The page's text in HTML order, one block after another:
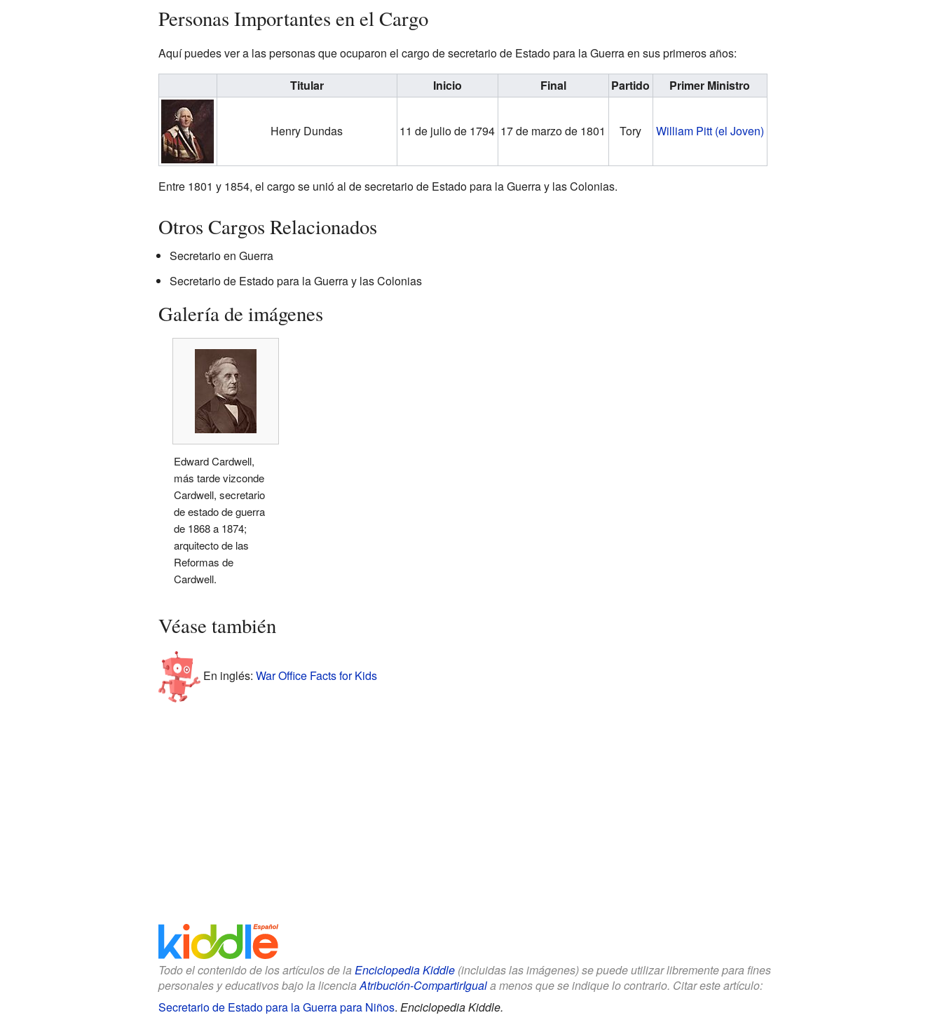
Personas Importantes en el Cargo
Aquí puedes ver a las personas que ocuparon el cargo de secretario de Estado para la Guerra en sus primeros años:
Titular
Inicio Final Partido Primer Ministro
Henry Dundas 11 de julio de 1794 17 de marzo de 1801 Tory William Pitt (el Joven)
Entre 1801 y 1854, el cargo se unió al de secretario de Estado para la Guerra y las Colonias.
Otros Cargos Relacionados
Secretario en Guerra
Secretario de Estado para la Guerra y las Colonias
Galería de imágenes
Edward Cardwell,
más tarde vizconde
Cardwell, secretario
de estado de guerra
de 1868 a 1874;
arquitecto de las
Reformas de
Cardwell.
Véase también
En inglés: War Office Facts for Kids
Todo el contenido de los artículos de la Enciclopedia Kiddle(incluidas las imágenes) se puede utilizar libremente para fines
personales y educativos bajo la licencia Atribución-CompartirIguala menos que se indique lo contrario. Citar este artículo:
Secretario de Estado para la Guerra para Niños. Enciclopedia Kiddle.